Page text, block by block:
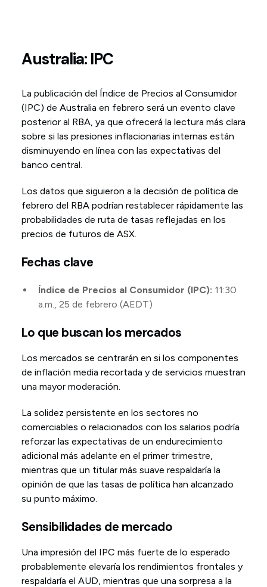
Australia: IPC
La publicación del Índice de Precios al Consumidor
(IPC) de Australia en febrero será un evento clave
posterior al RBA, ya que ofrecerá la lectura más clara
sobre si las presiones inflacionarias internas están
disminuyendo en línea con las expectativas del
banco central.
Los datos que siguieron a la decisión de política de
febrero del RBA podrían restablecer rápidamente las
probabilidades de ruta de tasas reflejadas en los
precios de futuros de ASX.
Fechas clave
Índice de Precios al Consumidor (IPC): 11:30
a.m., 25 de febrero (AEDT)
Lo que buscan los mercados
Los mercados se centrarán en si los componentes
de inflación media recortada y de servicios muestran
una mayor moderación.
La solidez persistente en los sectores no
comerciables o relacionados con los salarios podría
reforzar las expectativas de un endurecimiento
adicional más adelante en el primer trimestre,
mientras que un titular más suave respaldaría la
opinión de que las tasas de política han alcanzado
su punto máximo.
Sensibilidades de mercado
Una impresión del IPC más fuerte de lo esperado
probablemente elevaría los rendimientos frontales y
respaldaría el AUD, mientras que una sorpresa a la